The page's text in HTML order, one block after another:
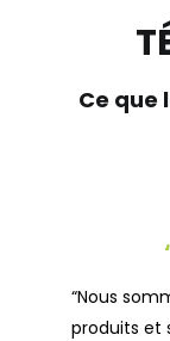
Ce que
“Nous
produits et